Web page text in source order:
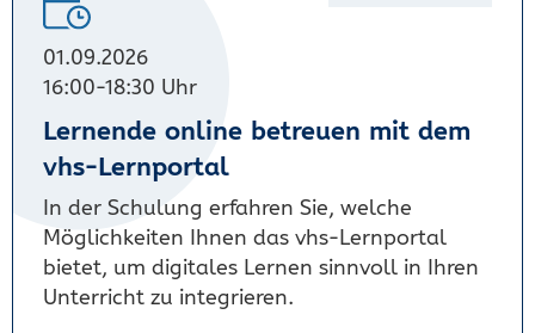
01.09.2026
16:00-18:30 Uhr
Lernende online betreuen mit dem
vhs-Lernportal
In der Schulung erfahren Sie, welche
Möglichkeiten Ihnen das vhs-Lernportal
bietet, um digitales Lernen sinnvoll in Ihren
Unterricht zu integrieren.